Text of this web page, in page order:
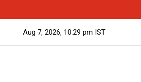
Aug 7, 2026, 10:29 pm IST